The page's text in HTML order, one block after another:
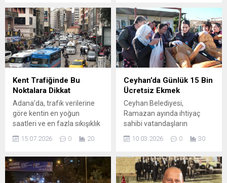
geliştiren MHP Adana İl
Başkanı Yusuf Kanlı’nın
ilçelerde başlattığı
çalışmalar artarak devam
ediyor. PROGRAM YOĞUN
İLGİ GÖRDÜ “Güçlü Kadın,
Güçlü Türkiye” mottosuyla
yapılan çalışmalar
İlçe Teşkilatı Kadın Aile
Çocuk Engelli...
yansıdı. Motorine 3,72 lira,
benzinde ise 55 kuruş
indirim yapıldı. İndirimler
pompaya yansıdı. Bununla
birlikte motorinin fiyatı 73
TL’lere kadar düştü Edinilen
bilgiye göre, motorine yarın
geceden itibaren 5,44 TL
Kent Trafiğinde Bu
Noktalara Dikkat
Adana’da, trafik verilerine
göre kentin en yoğun
saatleri ve en fazla sıkışıklık
çekiyor. Kentte trafik
09.00 saatleri arasında
yaşanıyor. İşe giden
15.07.2026 0 20
Ceyhan’da Günlük 15 Bin
Ücretsiz Ekmek
Ceyhan Belediyesi,
Ramazan ayında ihtiyaç
sahibi vatandaşların
amacıyla sosyal destek
sürdürüyor. Belediye
tarafından hayata geçirilen
10.03.2026 0 30